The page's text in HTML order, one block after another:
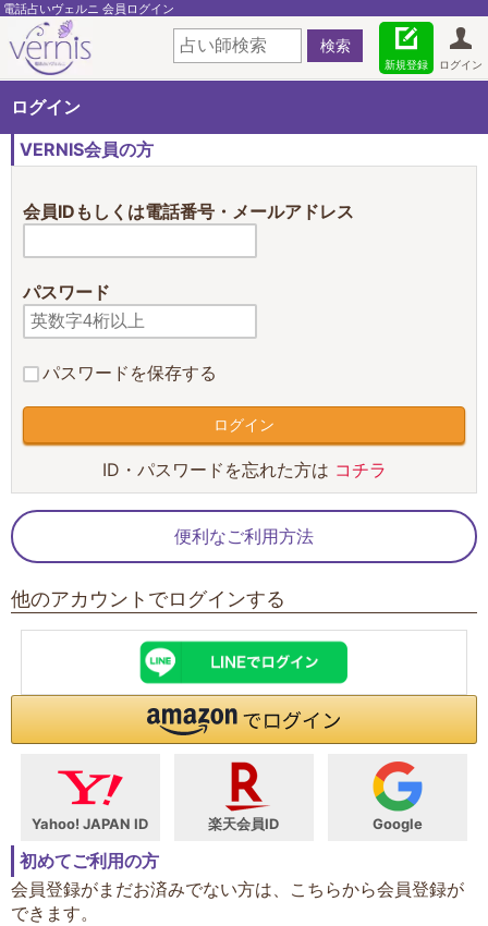
電話占いヴェルニ 会員ログイン
ログイン
新規登録
ログイン
VERNIS会員の方
会員IDもしくは電話番号・メールアドレス
パスワード
パスワードを保存する
ID・パスワードを忘れた方は コチラ
便利なご利用方法
他のアカウントでログインする
Yahoo! JAPAN ID 楽天会員ID Google
初めてご利用の方
会員登録がまだお済みでない方は、こちらから会員登録が
できます。